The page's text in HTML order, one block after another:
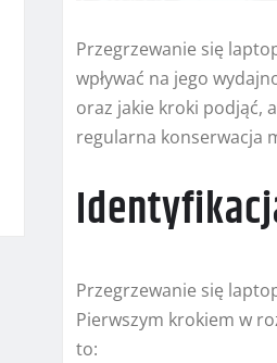
Przegrzewanie się
wpływać na jego
oraz jakie kroki podjąć,
regularna konserwacja
Przegrzewanie się
Pierwszym krokiem w
to: